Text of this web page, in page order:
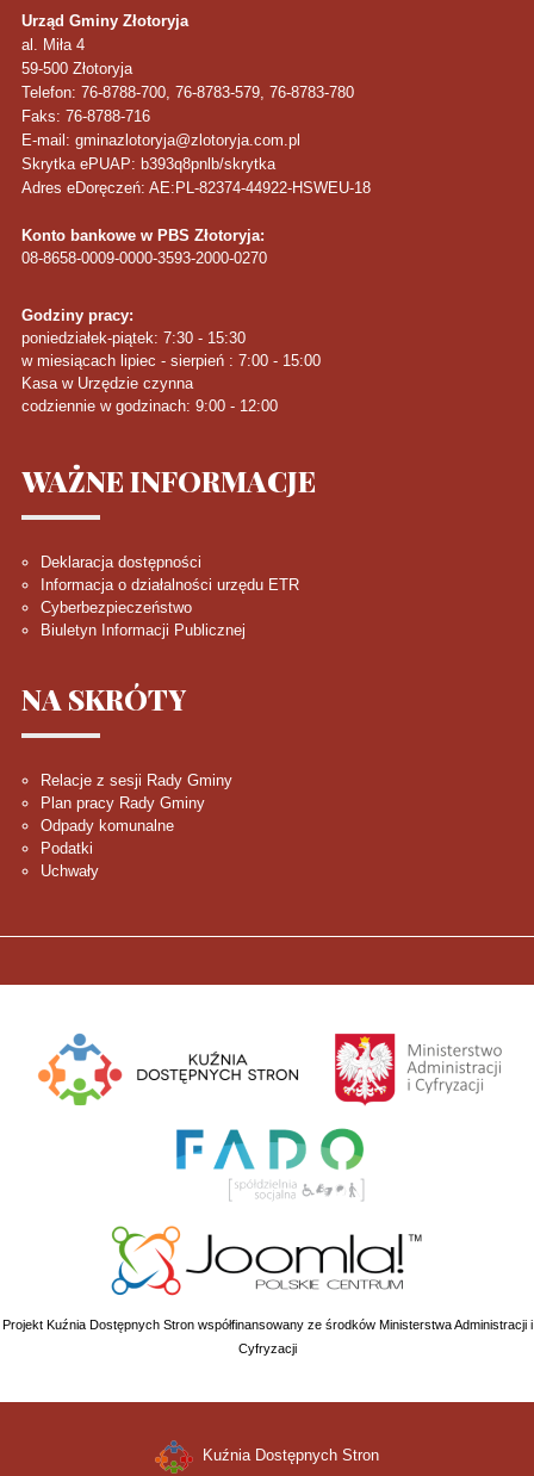
Urząd Gminy Złotoryja
al. Miła 4
59-500 Złotoryja
Telefon: 76-8788-700, 76-8783-579, 76-8783-780
Faks: 76-8788-716
E-mail: gminazlotoryja@zlotoryja.com.pl
Skrytka ePUAP: b393q8pnlb/skrytka
Adres eDoręczeń: AE:PL-82374-44922-HSWEU-18
Konto bankowe w PBS Złotoryja:
08-8658-0009-0000-3593-2000-0270
Godziny pracy:
poniedziałek-piątek: 7:30 - 15:30
w miesiącach lipiec - sierpień : 7:00 - 15:00
Kasa w Urzędzie czynna
codziennie w godzinach: 9:00 - 12:00
WAŻNEINFORMACJE
Deklaracja dostępności
Informacja o działalności urzędu ETR
Cyberbezpieczeństwo
Biuletyn Informacji Publicznej
NA SKRÓTY
Relacje z sesji Rady Gminy
Plan pracy Rady Gminy
Odpady komunalne
Podatki
Uchwały
Projekt Kuźnia Dostępnych Stron współfinansowany ze środków Ministerstwa Administracji i
Cyfryzacji
Kuźnia Dostępnych Stron